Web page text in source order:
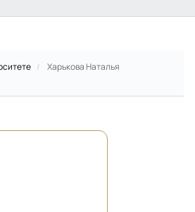
/
Харькова Наталья